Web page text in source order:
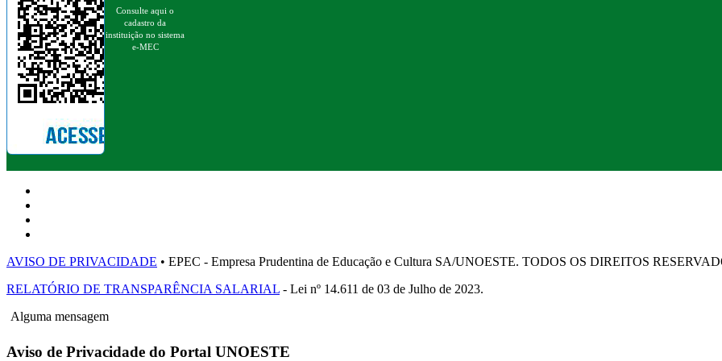
Consulte aqui o
cadastro da
instituição no sistema
e-MEC
AVISO DE PRIVACIDADE • EPEC - Empresa Prudentina de Educação e Cultura SA/UNOESTE. TODOS OS DIREITOS
RELATÓRIO DE TRANSPARÊNCIA SALARIAL - Lei nº 14.611 de 03 de Julho de 2023.
Alguma mensagem
Aviso de Privacidade do Portal UNOESTE